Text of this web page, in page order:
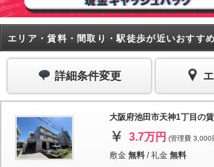
エリア・賃料・間取り・駅徒歩が近いおすす
詳細条件変更
大阪府池田市天神1丁目の
3.7万円 (管理費 3,000
敷金 無料 /礼金 無料